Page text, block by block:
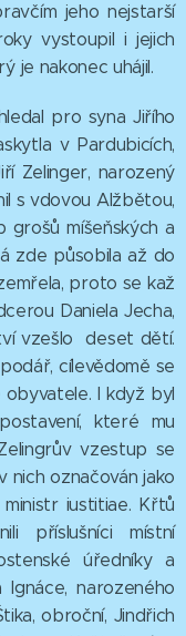
jeho nejstarší
vystoupil i jejich
je nakonec uhájil.
pro syna Jiřího
v Pardubicích,
Zelinger, narozený
s vdovou Alžbětou,
míšeňských a
zde působila až do
proto se kaž
Daniela Jecha,
vzešlo deset dětí.
cílevědomě se
I když byl
které mu
vzestup se
nich označován jako
iustitiae. Křtů
příslušníci místní
úředníky a
narozeného
obroční, Jindřich